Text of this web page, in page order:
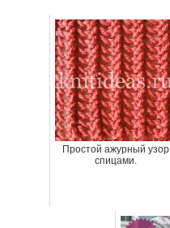
Простой ажурный узор
спицами.